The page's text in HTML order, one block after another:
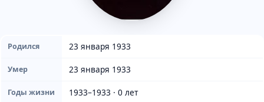
Родился 23 января 1933
Умер 23 января 1933
Годы жизни 1933–1933 · 0 лет